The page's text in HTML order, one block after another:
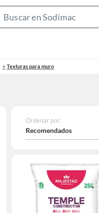
Texturas para muro
Ordenar por:
Recomendados